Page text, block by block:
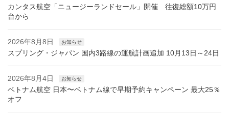
カンタス航空「ニュージーランドセール」開催 往復総額10万円
台から
2026年8月8日 お知らせ
スプリング・ジャパン 国内3路線の運航計画追加 10月13日～24日
2026年8月4日 お知らせ
ベトナム航空 日本〜ベトナム線で早期予約キャンペーン 最大25％
オフ